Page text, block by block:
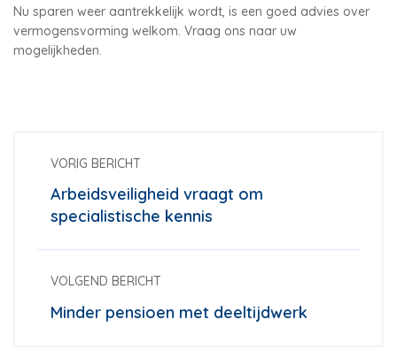
Nu sparen weer aantrekkelijk wordt, is een goed advies over
vermogensvorming welkom. Vraag ons naar uw
mogelijkheden.
VORIG BERICHT
Arbeidsveiligheid vraagt om
specialistische kennis
VOLGEND BERICHT
Minder pensioen met deeltijdwerk